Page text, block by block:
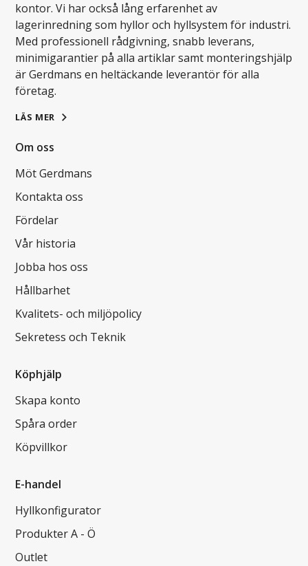
kontor. Vi har också lång erfarenhet av
lagerinredning som hyllor och hyllsystem för industri.
Med professionell rådgivning, snabb leverans,
minimigarantier på alla artiklar samt monteringshjälp
är Gerdmans en heltäckande leverantör för alla
företag.
LÄS MER
Om oss
Möt Gerdmans
Kontakta oss
Fördelar
Vår historia
Jobba hos oss
Hållbarhet
Kvalitets- och miljöpolicy
Sekretess och Teknik
Köphjälp
Skapa konto
Spåra order
Köpvillkor
E-handel
Hyllkonfigurator
Produkter A - Ö
Outlet